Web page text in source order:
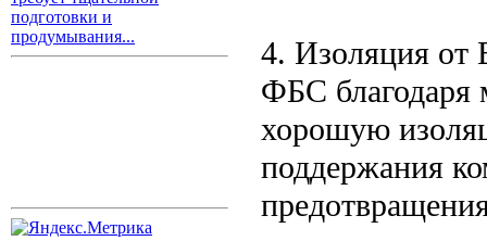
подготовки и
продумывания...
4. Изоляция от
ФБС благодаря
хорошую
поддержания